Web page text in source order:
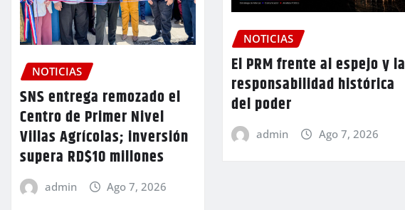
NOTICIAS
SNS entrega remozado el
Centro de Primer Nivel
Villas Agrícolas; inversión
supera RD$10 millones
admin Ago 7, 2026
NOTICIAS
El PRM frente al espejo y la
responsabilidad histórica
del poder
admin Ago 7, 2026